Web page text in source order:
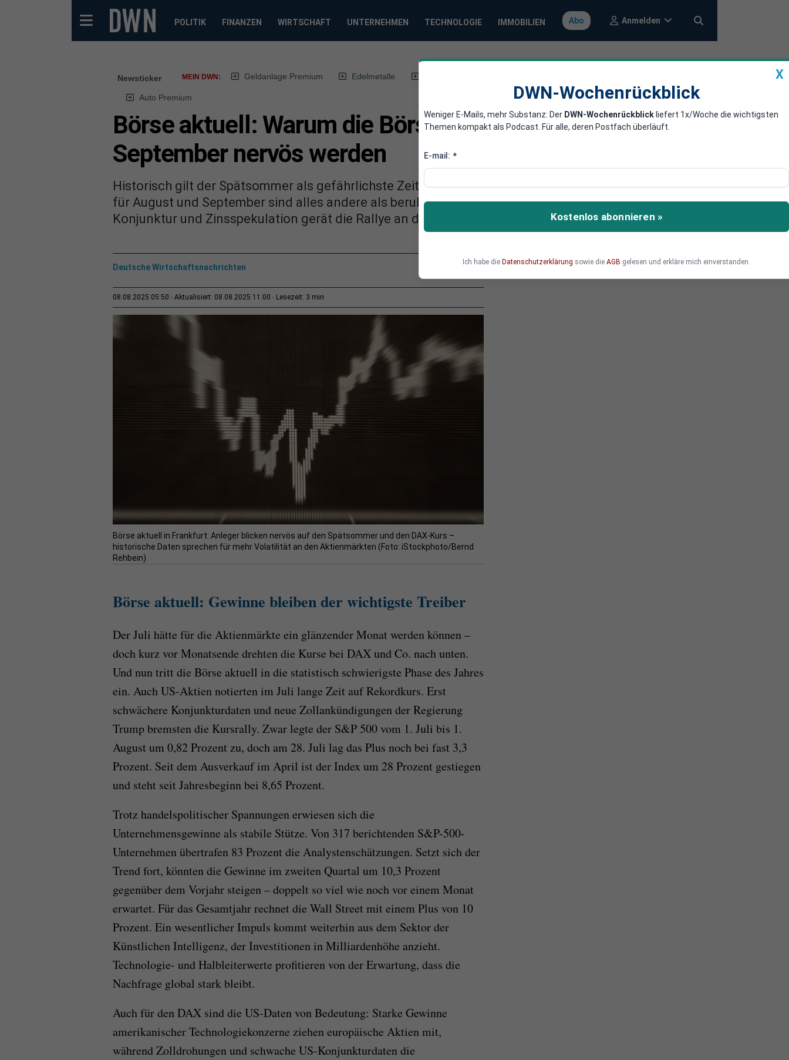
POLITIK FINANZEN WIRTSCHAFT UNTERNEHMEN TECHNOLOGIE IMMOBILIEN Abo Anmelden
Newsticker MEIN DWN: Geldanlage Premium Edelmetalle
Auto Premium
Börse aktuell: Warum die Börsen im August und
September nervös werden
Historisch gilt der Spätsommer als gefährlichste Zeit für die Aktienmärkte – und die Vorzeichen
für August und September sind alles andere als beruhigend. Zwischen Zollkrieg, schwächelnder
Konjunktur und Zinsspekulation gerät die Rallye an der Börse aktuell ins Stocken.
Deutsche Wirtschaftsnachrichten
08.08.2025 05:50 Aktualisiert: 08.08.2025 11:00 Lesezeit: 3 min
Börse aktuell in Frankfurt: Anleger blicken nervös auf den Spätsommer und den DAX-Kurs –
historische Daten sprechen für mehr Volatilität an den Aktienmärkten (Foto: iStockphoto/Bernd
Rehbein)
Börse aktuell: Gewinne bleiben der wichtigste Treiber
Der Juli hätte für die Aktienmärkte ein glänzender Monat werden können –
doch kurz vor Monatsende drehten die Kurse bei DAX und Co. nach unten.
Und nun tritt die Börse aktuell in die statistisch schwierigste Phase des Jahres
ein. Auch US-Aktien notierten im Juli lange Zeit auf Rekordkurs. Erst
schwächere Konjunkturdaten und neue Zollankündigungen der Regierung
Trump bremsten die Kursrally. Zwar legte der S&P 500 vom 1. Juli bis 1.
August um 0,82 Prozent zu, doch am 28. Juli lag das Plus noch bei fast 3,3
Prozent. Seit dem Ausverkauf im April ist der Index um 28 Prozent gestiegen
und steht seit Jahresbeginn bei 8,65 Prozent.
Trotz handelspolitischer Spannungen erwiesen sich die
Unternehmensgewinne als stabile Stütze. Von 317 berichtenden S&P-500-
Unternehmen übertrafen 83 Prozent die Analystenschätzungen. Setzt sich der
Trend fort, könnten die Gewinne im zweiten Quartal um 10,3 Prozent
gegenüber dem Vorjahr steigen – doppelt so viel wie noch vor einem Monat
erwartet. Für das Gesamtjahr rechnet die Wall Street mit einem Plus von 10
Prozent. Ein wesentlicher Impuls kommt weiterhin aus dem Sektor der
Künstlichen Intelligenz, der Investitionen in Milliardenhöhe anzieht.
Technologie- und Halbleiterwerte profitieren von der Erwartung, dass die
Nachfrage global stark bleibt.
Auch für den DAX sind die US-Daten von Bedeutung: Starke Gewinne
amerikanischer Technologiekonzerne ziehen europäische Aktien mit,
während Zolldrohungen und schwache US-Konjunkturdaten die
X
DWN-Wochenrückblick
Weniger E-Mails, mehr Substanz: Der DWN-Wochenrückblick liefert 1x/Woche die wichtigsten
Themen kompakt als Podcast. Für alle, deren Postfach überläuft.
E-mail: *
Kostenlos abonnieren »
Ich habe die Datenschutzerklärung sowie die AGB gelesen und erkläre mich einverstanden.